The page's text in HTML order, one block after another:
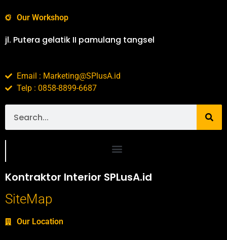
Our Workshop
jl. Putera gelatik II pamulang tangsel
Email : Marketing@SPlusA.id
Telp : 0858-8899-6687
Kontraktor Interior SPLusA.id
SiteMap
Our Location